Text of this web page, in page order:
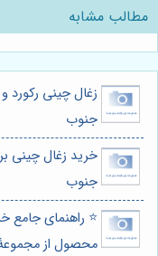
مطالب مشابه
زغال چینی رکورد و
جنوب
خرید زغال چینی
جنوب
⭐️ راهنمای جامع
محصول از